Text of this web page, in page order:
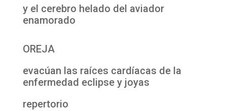
y el cerebro helado del aviador
enamorado
OREJA
evacúan las raíces cardíacas de la
enfermedad eclipse y joyas
repertorio